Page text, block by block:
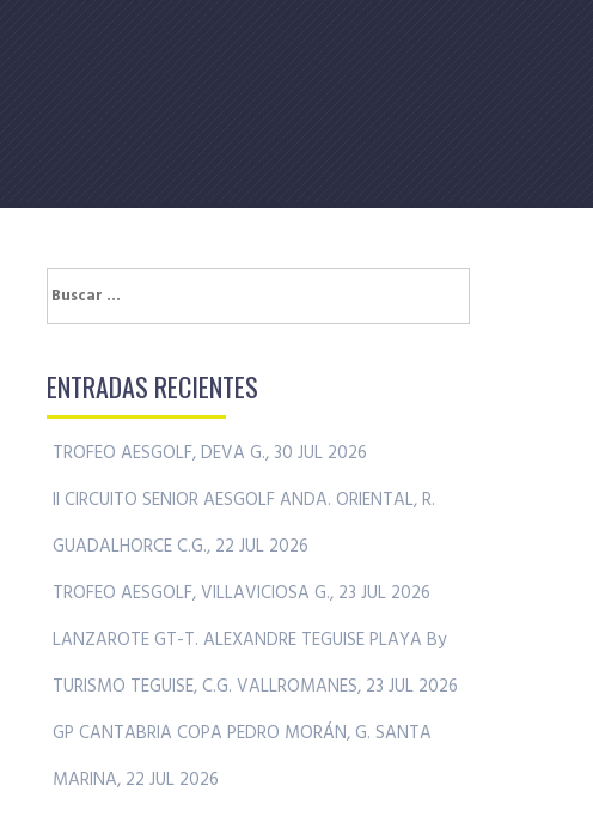
Buscar:
ENTRADAS RECIENTES
TROFEO AESGOLF, DEVA G., 30 JUL 2026
II CIRCUITO SENIOR AESGOLF ANDA. ORIENTAL, R.
GUADALHORCE C.G., 22 JUL 2026
TROFEO AESGOLF, VILLAVICIOSA G., 23 JUL 2026
LANZAROTE GT-T. ALEXANDRE TEGUISE PLAYA By
TURISMO TEGUISE, C.G. VALLROMANES, 23 JUL 2026
GP CANTABRIA COPA PEDRO MORÁN, G. SANTA
MARINA, 22 JUL 2026